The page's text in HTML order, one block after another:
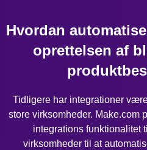
Hvordan
oprettelsen af
Tidligere har integrationer
store virksomheder. Make.com
integrations funktionalitet
virksomheder til at